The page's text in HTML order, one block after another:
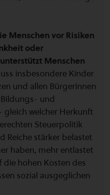
Menschen vor Risiken
oder
Menschen
insbesondere Kinder
und allen Bürgerinnen
und
gleich welcher Herkunft
Steuerpolitik
Reiche stärker belastet
haben, mehr entlastet
die hohen Kosten des
sozial ausgeglichen